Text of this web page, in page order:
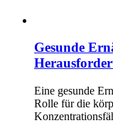
Gesunde
Eine gesunde
Rolle für die